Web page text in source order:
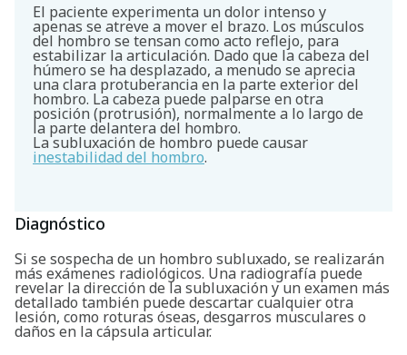
El paciente experimenta un dolor intenso y
apenas se atreve a mover el brazo. Los músculos
del hombro se tensan como acto reflejo, para
estabilizar la articulación. Dado que la cabeza del
húmero se ha desplazado, a menudo se aprecia
una clara protuberancia en la parte exterior del
hombro. La cabeza puede palparse en otra
posición (protrusión), normalmente a lo largo de
la parte delantera del hombro.
La subluxación de hombro puede causar
inestabilidad del hombro.
Diagnóstico
Si se sospecha de un hombro subluxado, se realizarán
más exámenes radiológicos. Una radiografía puede
revelar la dirección de la subluxación y un examen más
detallado también puede descartar cualquier otra
lesión, como roturas óseas, desgarros musculares o
daños en la cápsula articular.